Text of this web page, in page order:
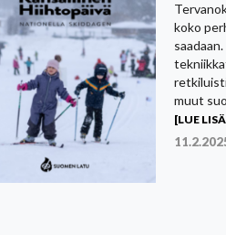
koko
muut
[LUE